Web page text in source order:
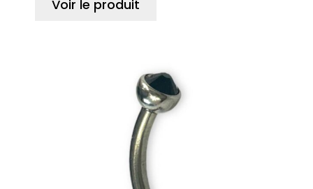
Voir le produit